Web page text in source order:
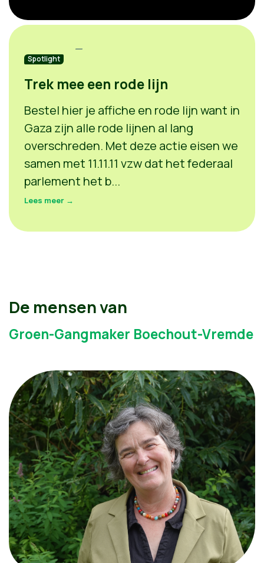
Spotlight
Trek mee een rode lijn
Bestel hier je affiche en rode lijn want in
Gaza zijn alle rode lijnen al lang
overschreden. Met deze actie eisen we
samen met 11.11.11 vzw dat het federaal
parlement het b...
Lees meer →
De mensen van
Groen-Gangmaker Boechout-Vremde